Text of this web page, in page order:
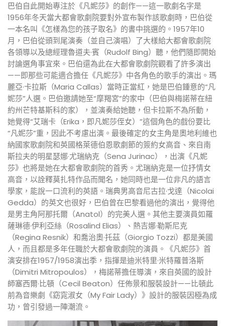
巴伯自此開始專注於《凡妮莎》的創作——這一歌劇名字是
1956年冬天當大都會歌劇院要對外宣布製作該歌劇時，巴伯從
一本名叫《怎樣為您的孩子取名》的書中挑選的。1957年10
月，巴伯從頭到尾演奏（並自己演唱）了大樣給大都會歌劇院
各領導以及總經理魯道夫·賓（Rudolf Bing）聽，他們隨即開始
討論選角事宜來。巴伯還為此在大都會歌劇院觀看了許多演出
——即那些可能適合擔任《凡妮莎》中各角色的歌手的演出。瑪
麗亞·卡拉斯（Maria Callas）當時正當紅，她是巴伯鍾意的“凡
妮莎”人選。巴伯邀請她至“摩羯宮”的家中（巴伯與梅諾蒂在紐
約州芒特基斯科的家），並演奏給她聽，但卡拉斯不為所動，
她覺得“艾瑞卡（Erika，即凡妮莎侄女）”這個角色的戲份要比
“凡妮莎”重，因此不考慮出演。最後確定的女主角是奧地利維也
納國家歌劇院和英國格萊德伯恩歌劇節的簽約女高音、來自南
斯拉夫的明星瑟娜·尤瑞納克（Sena Jurinac），出演《凡妮
莎》也將是她在大都會歌劇院的首秀。尤瑞納克是一位抒情女
高音，以詮釋莫扎特作品而聞名，她同時也是一位非凡的語言
學家，能說一口流利的英語。瑞典男高音尼古拉·戈達（Nicolai
Gedda）的英文也很好，巴伯曾在巴黎看過他的演出，覺得他
是男主角阿那托爾（Anatol）的完美人選。其他主要演員如羅
薩琳德·伊利亞絲（Rosalind Elias）、熱吉娜·勒斯尼克
（Regina Resnik）和喬治奧·托茲（Giorgio Tozzi）都是美國
人，而且都是多年任職於大都會歌劇院的演員。《凡妮莎》首
演安排在1957/1958演出季，指揮是迪米特里·米特羅普洛斯
（Dimitri Mitropoulos），梅諾蒂擔任導演，來自英國的設計
師塞西爾·比頓（Cecil Beaton）任佈景和服裝設計——比頓此
前為音樂劇《窈窕淑女（My Fair Lady）》設計的服裝因極為成
功，曾引發過一陣潮流。